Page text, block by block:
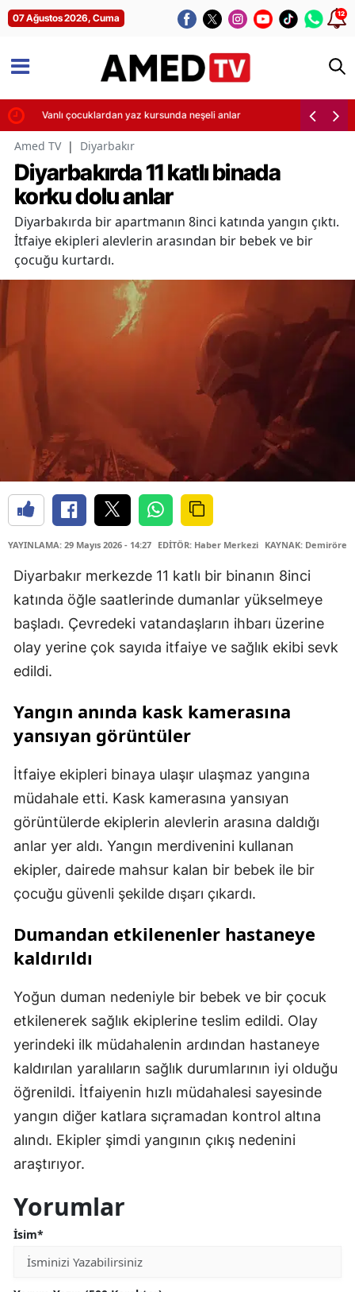
07 Ağustos 2026, Cuma 12
Vanlı çocuklardan yaz kursunda neşeli anlar
Amed TV | Diyarbakır
Diyarbakırda 11 katlı binada
korku dolu anlar
Diyarbakırda bir apartmanın 8inci katında yangın çıktı.
İtfaiye ekipleri alevlerin arasından bir bebek ve bir
çocuğu kurtardı.
YAYINLAMA: 29 Mayıs 2026 - 14:27 EDİTÖR: Haber Merkezi KAYNAK: Demirören
Diyarbakır merkezde 11 katlı bir binanın 8inci
katında öğle saatlerinde dumanlar yükselmeye
başladı. Çevredeki vatandaşların ihbarı üzerine
olay yerine çok sayıda itfaiye ve sağlık ekibi sevk
edildi.
Yangın anında kask kamerasına
yansıyan görüntüler
İtfaiye ekipleri binaya ulaşır ulaşmaz yangına
müdahale etti. Kask kamerasına yansıyan
görüntülerde ekiplerin alevlerin arasına daldığı
anlar yer aldı. Yangın merdivenini kullanan
ekipler, dairede mahsur kalan bir bebek ile bir
çocuğu güvenli şekilde dışarı çıkardı.
Dumandan etkilenenler hastaneye
kaldırıldı
Yoğun duman nedeniyle bir bebek ve bir çocuk
etkilenerek sağlık ekiplerine teslim edildi. Olay
yerindeki ilk müdahalenin ardından hastaneye
kaldırılan yaralıların sağlık durumlarının iyi olduğu
öğrenildi. İtfaiyenin hızlı müdahalesi sayesinde
yangın diğer katlara sıçramadan kontrol altına
alındı. Ekipler şimdi yangının çıkış nedenini
araştırıyor.
Yorumlar
İsim*